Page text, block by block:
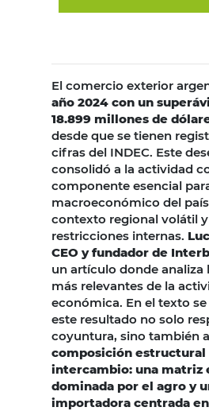
El comercio exterior
año 2024 con un
18.899 millones de
desde que se tienen
cifras del INDEC. Este
consolidó a la actividad
componente esencial
macroeconómico del
contexto regional volátil
restricciones internas.
CEO y fundador de
un artículo donde analiza
más relevantes de la
económica. En el texto
este resultado no solo
coyuntura, sino también a
composición estructural
intercambio: una matriz
dominada por el agro y
importadora centrada